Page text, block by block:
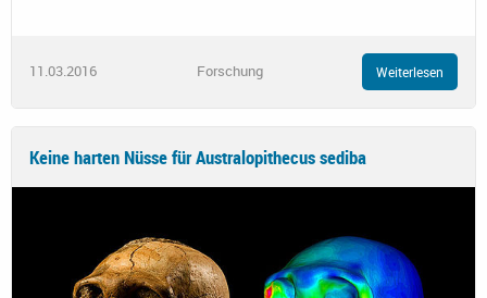
11.03.2016 Forschung Weiterlesen
Keine harten Nüsse für Australopithecus sediba